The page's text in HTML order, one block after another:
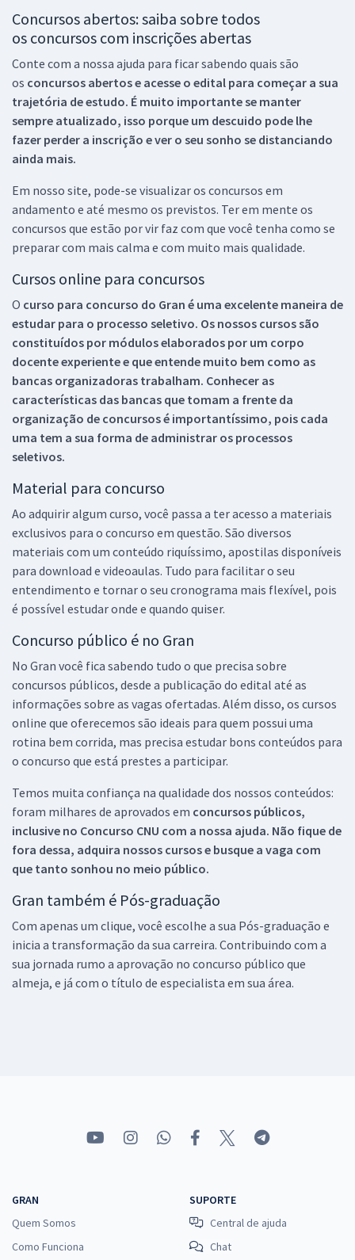
Concursos abertos: saiba sobre todos
os concursos com inscrições abertas
Conte com a nossa ajuda para ficar sabendo quais são
os concursos abertos e acesse o edital para começar a sua
trajetória de estudo. É muito importante se manter
sempre atualizado, isso porque um descuido pode lhe
fazer perder a inscrição e ver o seu sonho se distanciando
ainda mais.
Em nosso site, pode-se visualizar os concursos em
andamento e até mesmo os previstos. Ter em mente os
concursos que estão por vir faz com que você tenha como se
preparar com mais calma e com muito mais qualidade.
Cursos online para concursos
O curso para concurso do Gran é uma excelente maneira de
estudar para o processo seletivo. Os nossos cursos são
constituídos por módulos elaborados por um corpo
docente experiente e que entende muito bem como as
bancas organizadoras trabalham. Conhecer as
características das bancas que tomam a frente da
organização de concursos é importantíssimo, pois cada
uma tem a sua forma de administrar os processos
seletivos.
Material para concurso
Ao adquirir algum curso, você passa a ter acesso a materiais
exclusivos para o concurso em questão. São diversos
materiais com um conteúdo riquíssimo, apostilas disponíveis
para download e videoaulas. Tudo para facilitar o seu
entendimento e tornar o seu cronograma mais flexível, pois
é possível estudar onde e quando quiser.
Concurso público é no Gran
No Gran você fica sabendo tudo o que precisa sobre
concursos públicos, desde a publicação do edital até as
informações sobre as vagas ofertadas. Além disso, os cursos
online que oferecemos são ideais para quem possui uma
rotina bem corrida, mas precisa estudar bons conteúdos para
o concurso que está prestes a participar.
Temos muita confiança na qualidade dos nossos conteúdos:
foram milhares de aprovados em concursos públicos,
inclusive no Concurso CNU com a nossa ajuda. Não fique de
fora dessa, adquira nossos cursos e busque a vaga com
que tanto sonhou no meio público.
Gran também é Pós-graduação
Com apenas um clique, você escolhe a sua Pós-graduação e
inicia a transformação da sua carreira. Contribuindo com a
sua jornada rumo a aprovação no concurso público que
almeja, e já com o título de especialista em sua área.
GRAN
Quem Somos
Como Funciona
SUPORTE
Central de ajuda
Chat